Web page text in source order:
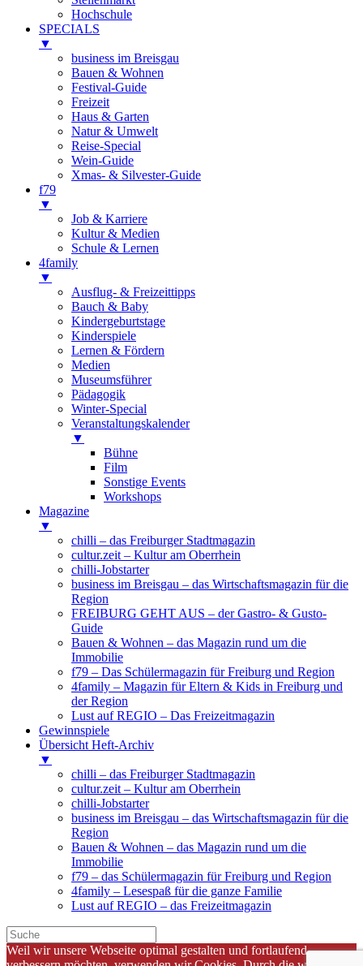
Hochschule
SPECIALS
▼
business im Breisgau
Bauen & Wohnen
Festival-Guide
Freizeit
Haus & Garten
Natur & Umwelt
Reise-Special
Wein-Guide
Xmas- & Silvester-Guide
f79
▼
Job & Karriere
Kultur & Medien
Schule & Lernen
4family
▼
Ausflug- & Freizeittipps
Bauch & Baby
Kindergeburtstage
Kinderspiele
Lernen & Fördern
Medien
Museumsführer
Pädagogik
Winter-Special
Veranstaltungskalender
▼
Bühne
Film
Sonstige Events
Workshops
Magazine
▼
chilli – das Freiburger Stadtmagazin
cultur.zeit – Kultur am Oberrhein
chilli-Jobstarter
business im Breisgau – das Wirtschaftsmagazin für die
Region
FREIBURG GEHT AUS – der Gastro- & Gusto-
Guide
Bauen & Wohnen – das Magazin rund um die
Immobilie
f79 – Das Schülermagazin für Freiburg und Region
4family – Magazin für Eltern & Kids in Freiburg und
der Region
Lust auf REGIO – Das Freizeitmagazin
Gewinnspiele
Übersicht Heft-Archiv
▼
chilli – das Freiburger Stadtmagazin
cultur.zeit – Kultur am Oberrhein
chilli-Jobstarter
business im Breisgau – das Wirtschaftsmagazin für die
Region
Bauen & Wohnen – das Magazin rund um die
Immobilie
f79 – das Schülermagazin für Freiburg und Region
4family – Lesespaß für die ganze Familie
Lust auf REGIO – das Freizeitmagazin
Weil wir unsere Webseite optimal gestalten und fortlaufend